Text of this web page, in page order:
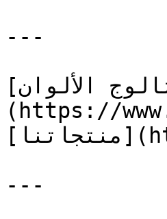
---
[كتالوج الألوان]
(https://
[منتجاتنا](https://www.timepaints.com/ar/products)
---